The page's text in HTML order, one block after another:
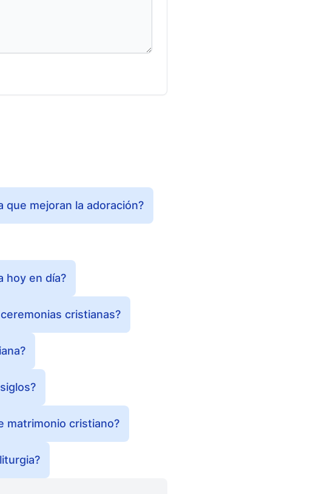
que mejoran la adoración?
hoy en día?
cristianas?
matrimonio cristiano?